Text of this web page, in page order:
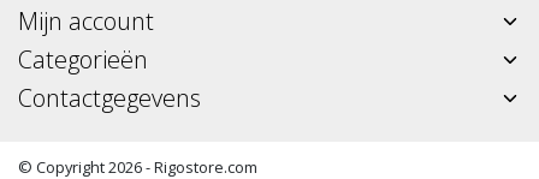
Mijn account
Categorieën
Contactgegevens
© Copyright 2026 - Rigostore.com